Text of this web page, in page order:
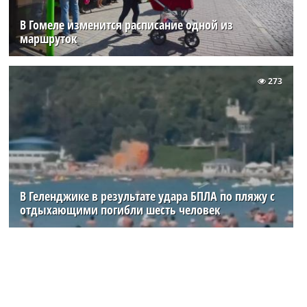
В Гомеле изменится расписание одной из
маршруток
В Геленджике в результате удара БПЛА по пляжу с
отдыхающими погибли шесть человек
273